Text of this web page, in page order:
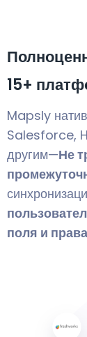
15+
Mapsly
Salesforce,
другим—Не
поля и